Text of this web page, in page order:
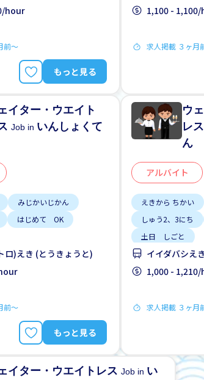
hour
前〜
もっと見る
1,100 -
求人掲載 ３ヶ月
イター・ウエイト
Job in いんしょくて
みじかいじかん
はじめて OK
ロ)えき (とうきょうと)
前〜
もっと見る
ウ
レ
ん
アルバイト
えきから ちかい
しゅう2、3にち
土日 しごと
イイダバシえ
1,000 -
求人掲載 ３ヶ月
イター・ウエイトレスJob in い